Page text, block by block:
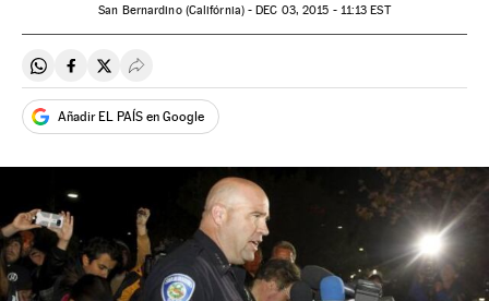
San Bernardino (Califórnia) -DEC 03, 2015 - 11:13 EST
Compartir en Whatsapp
Compartir en Facebook
Compartir en Twitter
Desplegar Redes Sociales
Añadir EL PAÍS en Google